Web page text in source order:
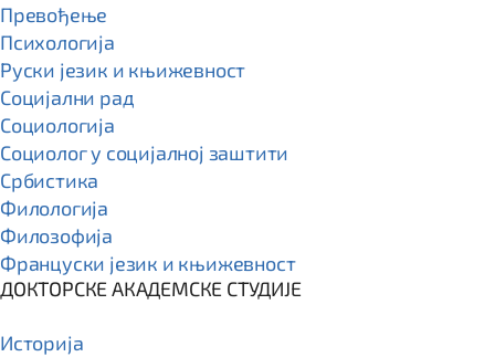
Превођење
Психологија
Руски језик и књижевност
Социјални рад
Социологија
Социолог у социјалној заштити
Србистика
Филологија
Филозофија
Француски језик и књижевност
ДОКТОРСКЕ АКАДЕМСКЕ СТУДИЈЕ
Историја